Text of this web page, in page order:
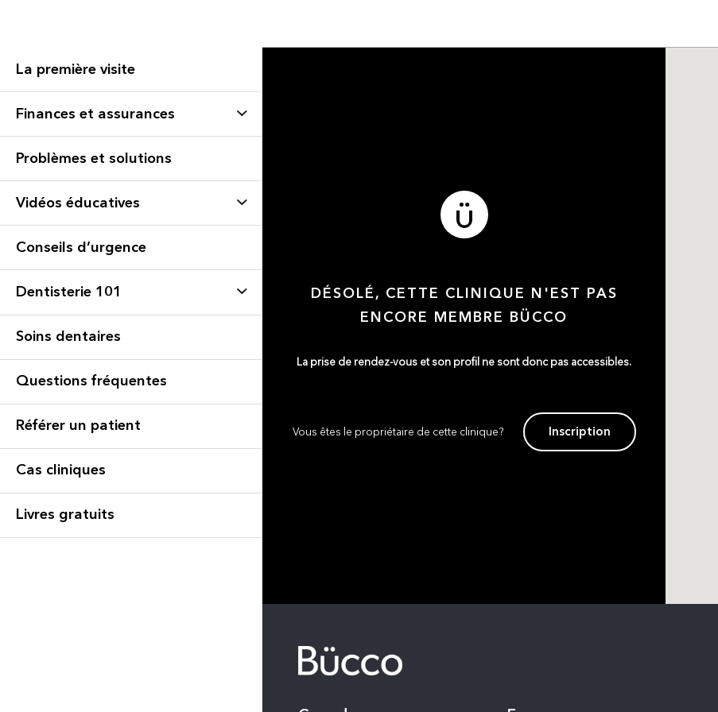
La première visite
Finances et assurances
Problèmes et solutions
Vidéos éducatives
Conseils d’urgence
Dentisterie 101
Soins dentaires
Questions fréquentes
Référer un patient
Cas cliniques
Livres gratuits
DÉSOLÉ, CETTE CLINIQUE N'EST PAS
ENCORE MEMBRE BÜCCO
La prise de rendez-vous et son profil ne sont donc pas accessibles.
Vous êtes le propriétaire de cette clinique? Inscription